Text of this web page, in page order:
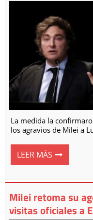
La medida la
los agravios de Milei a
LEER MÁS
Milei retoma su
visitas oficiales a